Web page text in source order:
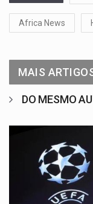
Africa News
MAIS
DO MESMO